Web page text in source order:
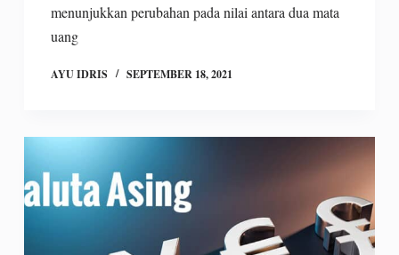
menunjukkan perubahan pada nilai antara dua mata
uang
AYU IDRIS SEPTEMBER 18, 2021